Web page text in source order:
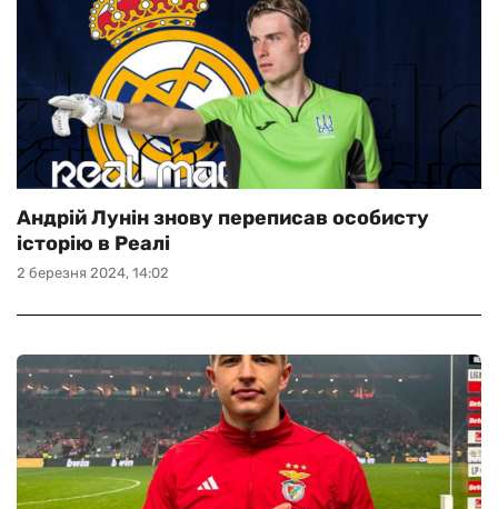
2 березня 2024, 14:02
Андрій Лунін знову переписав особисту
історію в Реалі